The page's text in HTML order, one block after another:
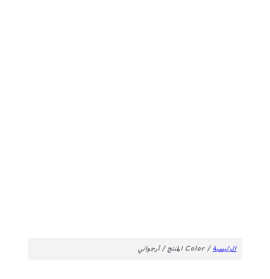
الرئيسية/ Color المنتج / أرجواني